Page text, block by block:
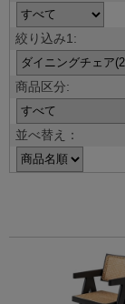
並べ替え：